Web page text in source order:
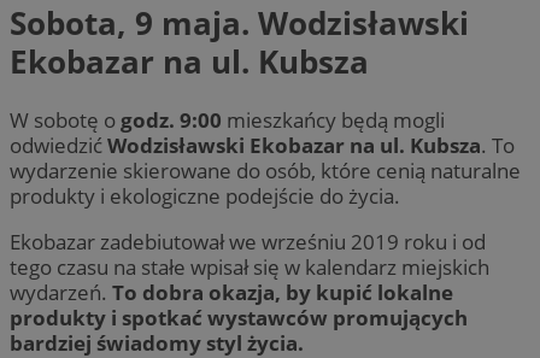
Sobota, 9 maja. Wodzisławski
Ekobazar na ul. Kubsza
W sobotę o godz. 9:00 mieszkańcy będą mogli
odwiedzićWodzisławski Ekobazar na ul. Kubsza. To
wydarzenie skierowane do osób, które cenią naturalne
produkty i ekologiczne podejście do życia.
Ekobazar zadebiutował we wrześniu 2019 roku i od
tego czasu na stałe wpisał się w kalendarz miejskich
wydarzeń. To dobra okazja, by kupić lokalne
produkty i spotkać wystawców promujących
bardziej świadomy styl życia.